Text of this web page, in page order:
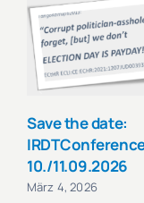
Save the date:
10./11.09.2026
März 4, 2026